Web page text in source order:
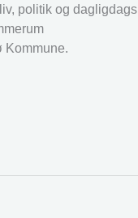
politik og dagligdags
Kommune.